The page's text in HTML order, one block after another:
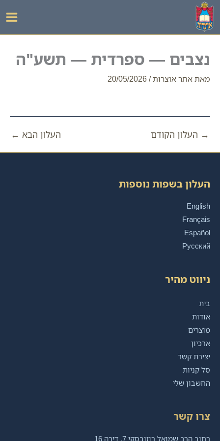
דילוג
לתוכן
נצבים — ספרדית — תשע"ה
מאתאתר אוצרות/
20/05/2026
→ העלון הקודם העלון הבא ←
העלון בשפות נוספות
English
Français
Español
Русский
ניווט מהיר
בית
אודות
מוצרים
ארכיון
יצירת קשר
סל קניות
החשבון שלי
צרו קשר
רחוב הרב שמואל רוזובסקי 7, דירה 16